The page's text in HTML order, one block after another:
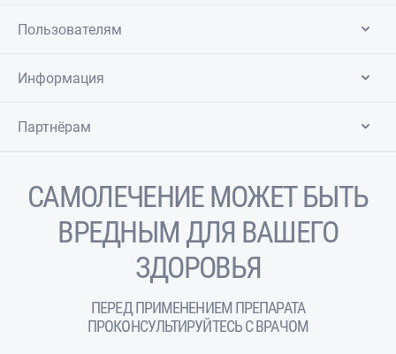
Пользователям
Информация
Партнёрам
САМОЛЕЧЕНИЕ МОЖЕТ БЫТЬ
ВРЕДНЫМ ДЛЯ ВАШЕГО
ЗДОРОВЬЯ
ПЕРЕД ПРИМЕНЕНИЕМ ПРЕПАРАТА
ПРОКОНСУЛЬТИРУЙТЕСЬ С ВРАЧОМ